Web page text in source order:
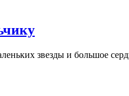
звезды и большое